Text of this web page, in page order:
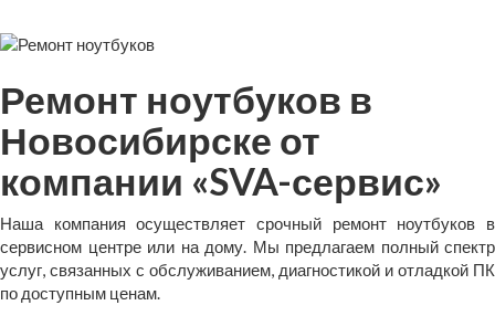
Ремонт ноутбуков в
Новосибирске от
компании «SVA-сервис»
Наша компания осуществляет срочный ремонт ноутбуков в
сервисном центре или на дому. Мы предлагаем полный спектр
услуг, связанных с обслуживанием, диагностикой и отладкой ПК
по доступным ценам.